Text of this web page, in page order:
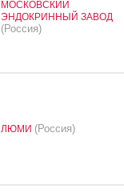
МОСКОВСКИЙ
ЭНДОКРИННЫЙ ЗАВОД
(Россия)
ЛЮМИ (Россия)